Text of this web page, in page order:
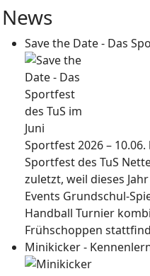
News
Save the Date - Das
Sportfest 2026 –
Sportfest des TuS
zuletzt, weil dieses
Events Grundschul-
Handball Turnier
Frühschoppen
Minikicker -